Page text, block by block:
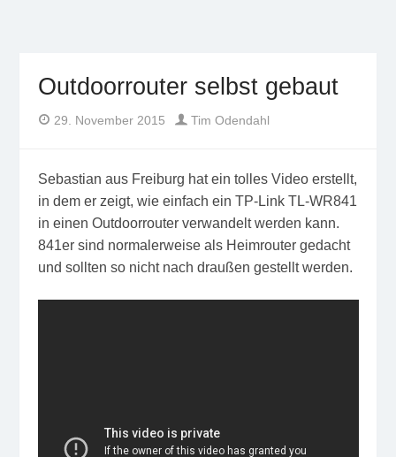
Outdoorrouter selbst gebaut
Posted
on
29. November 2015
Tim Odendahl
Sebastian aus Freiburg hat ein tolles Video erstellt,
in dem er zeigt, wie einfach ein TP-Link TL-WR841
in einen Outdoorrouter verwandelt werden kann.
841er sind normalerweise als Heimrouter gedacht
und sollten so nicht nach draußen gestellt werden.